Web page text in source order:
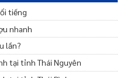
tiếng
nhanh
lần?
tại tỉnh Thái Nguyên